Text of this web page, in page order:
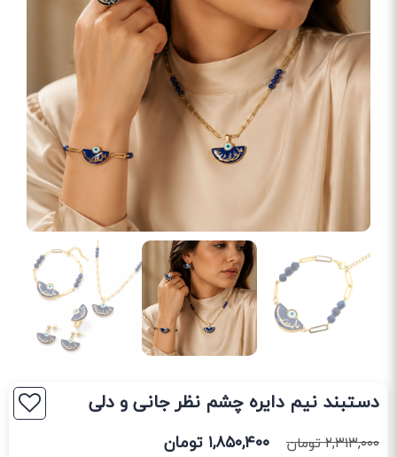
دستبند نیم دایره چشم نظر جانی و دلی
۲,۳۱۳,۰۰۰تومان ۱,۸۵۰,۴۰۰ تومان